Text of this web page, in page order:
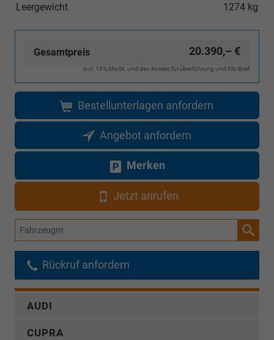
1274 kg
Leergewicht
Gesamtpreis 20.390,– €
incl. 19% MwSt. und den Kosten für Überführung und Kfz-Brief
Bestellunterlagen anfordern
Angebot anfordern
Merken
Jetzt anrufen
Fahrzeugnr.
Rückruf anfordern
AUDI
CUPRA